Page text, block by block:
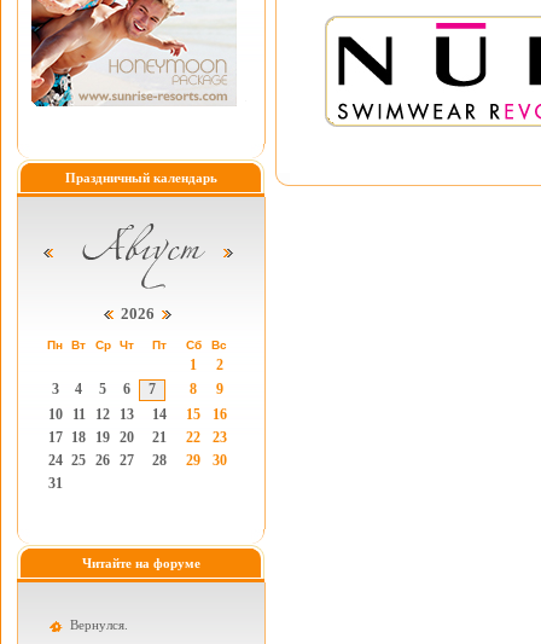
Праздничный календарь
2026
Пн Вт Ср Чт Пт Сб Вс
1
2
3
4 5 6 7 8
9
10
11 12 13 14 15
16
17
18 19 20 21 22
23
24 25 26 27 28 29
30
31
Читайте на форуме
Вернулся.